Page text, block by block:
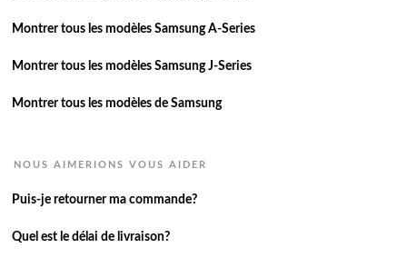
Montrer tous les modèles Samsung A-Series
Montrer tous les modèles Samsung J-Series
Montrer tous les modèles de Samsung
NOUS AIMERIONS VOUS AIDER
Puis-je retourner ma commande?
Quel est le délai de livraison?